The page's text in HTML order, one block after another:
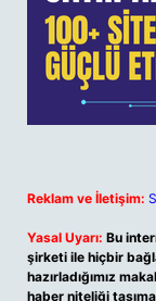
Reklam ve İletişim:
Yasal Uyarı: Bu
şirketi ile hiçbir
hazırladığımız
haber niteliği